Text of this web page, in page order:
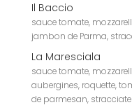
Il Baccio
sauce tomate,
jambon de Parma,
La Maresciala
sauce tomate,
aubergines, roquette,
de parmesan,